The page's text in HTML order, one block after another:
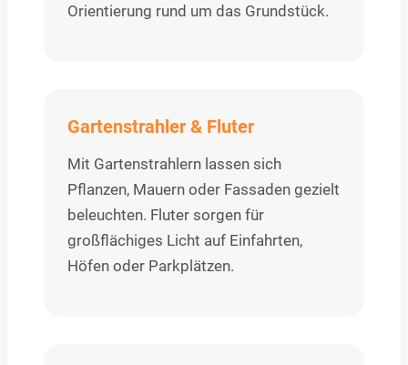
Orientierung rund um das Grundstück.
Gartenstrahler & Fluter
Mit Gartenstrahlern lassen sich
Pflanzen, Mauern oder Fassaden gezielt
beleuchten. Fluter sorgen für
großflächiges Licht auf Einfahrten,
Höfen oder Parkplätzen.